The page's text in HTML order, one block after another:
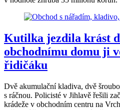
Kutilka jezdila krást
obchodnímu domu ji
řidičáku
Dvě akumulační kladiva, dvě
s ráčnou. Policisté v Jihlavě řešili
krádeže v obchodním centru na